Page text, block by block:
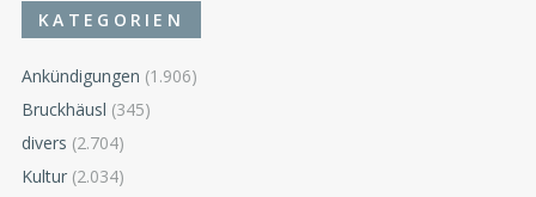
KATEGORIEN
Ankündigungen (1.906)
Bruckhäusl (345)
divers (2.704)
Kultur (2.034)